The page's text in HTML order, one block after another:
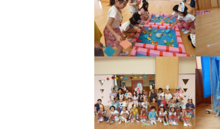
と
共
に
育
ち
あ
う
保
育